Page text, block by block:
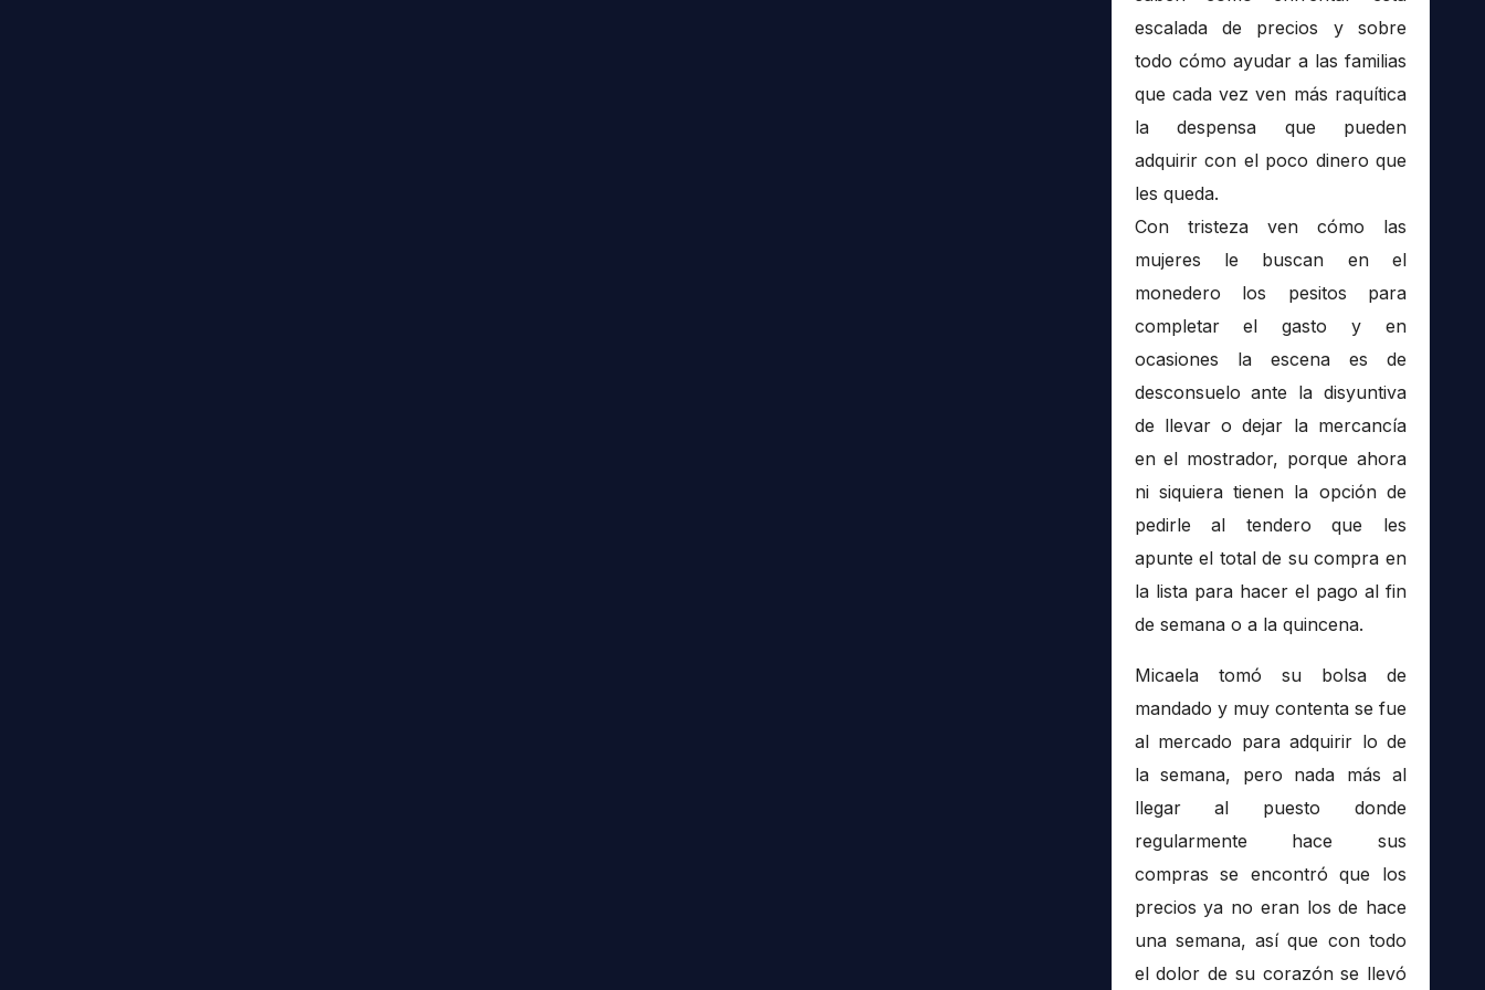
escalada de precios y sobre
todo cómo ayudar a las familias
que cada vez ven más raquítica
la despensa que pueden
adquirir con el poco dinero que
les queda.
Con tristeza ven cómo las
mujeres le buscan en el
monedero los pesitos para
completar el gasto y en
ocasiones la escena es de
desconsuelo ante la disyuntiva
de llevar o dejar la mercancía
en el mostrador, porque ahora
ni siquiera tienen la opción de
pedirle al tendero que les
apunte el total de su compra en
la lista para hacer el pago al fin
de semana o a la quincena.
Micaela tomó su bolsa de
mandado y muy contenta se fue
al mercado para adquirir lo de
la semana, pero nada más al
llegar al puesto donde
regularmente hace sus
compras se encontró que los
precios ya no eran los de hace
una semana, así que con todo
el dolor de su corazón se llevó